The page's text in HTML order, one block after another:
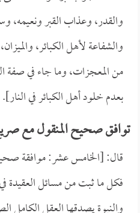
والقدر، وعذاب القبر ونعيمه،
والشفاعة لأهل الكبائر،
من المعجزات، وما جاء في صفة
بعدم خلود أهل الكبائر في النار].
توافق صحيح المنقول مع
قال: [الخامس عشر: موافقة
فكل ما ثبت من مسائل العقيدة